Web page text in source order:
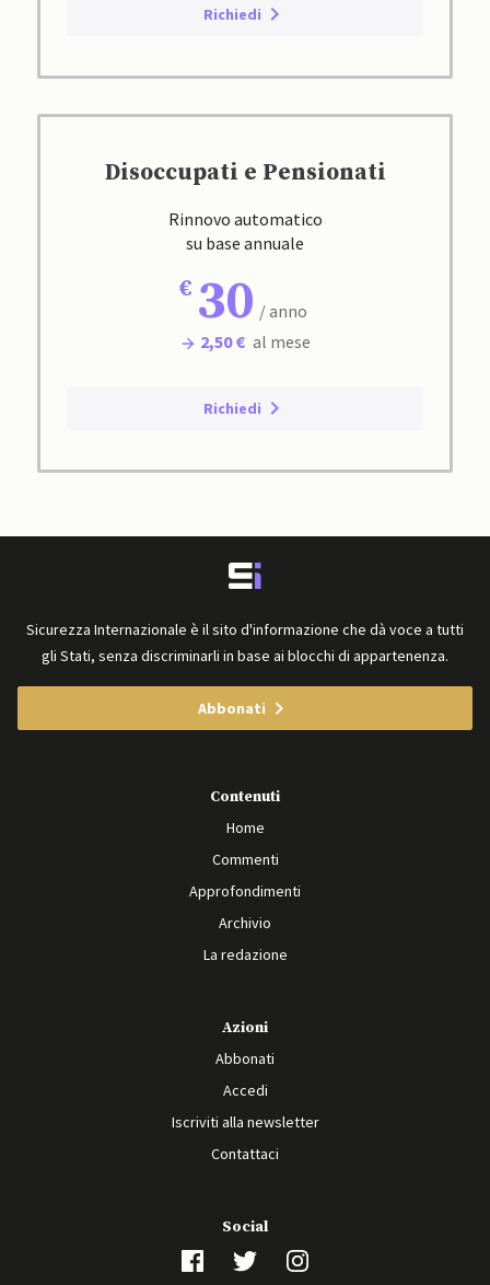
Richiedi
Disoccupati e Pensionati
Rinnovo automatico
su base annuale
30 / anno
2,50 € al mese
Richiedi
Sicurezza Internazionale è il sito d'informazione che dà voce a tutti
gli Stati, senza discriminarli in base ai blocchi di appartenenza.
Abbonati
Contenuti
Home
Commenti
Approfondimenti
Archivio
La redazione
Azioni
Abbonati
Accedi
Iscriviti alla newsletter
Contattaci
Social